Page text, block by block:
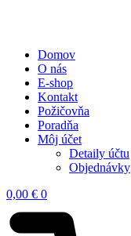
Domov
O nás
E-shop
Kontakt
Požičovňa
Poradňa
Môj účet
Detaily účtu
Objednávky
0,00 € 0